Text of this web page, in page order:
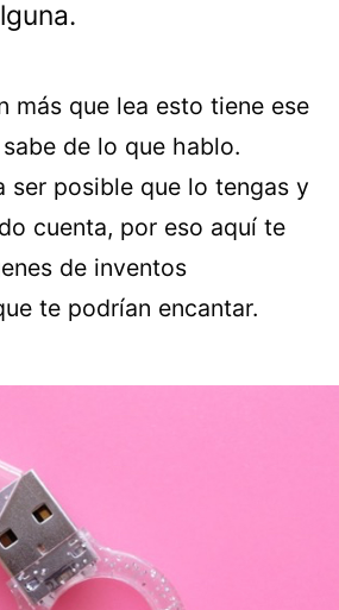
más que lea esto tiene ese
de lo que hablo.
ser posible que lo tengas y
cuenta, por eso aquí te
de inventos
te podrían encantar.